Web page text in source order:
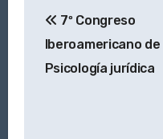
de
entradas
7º Congreso
Iberoamericano de
Psicología jurídica